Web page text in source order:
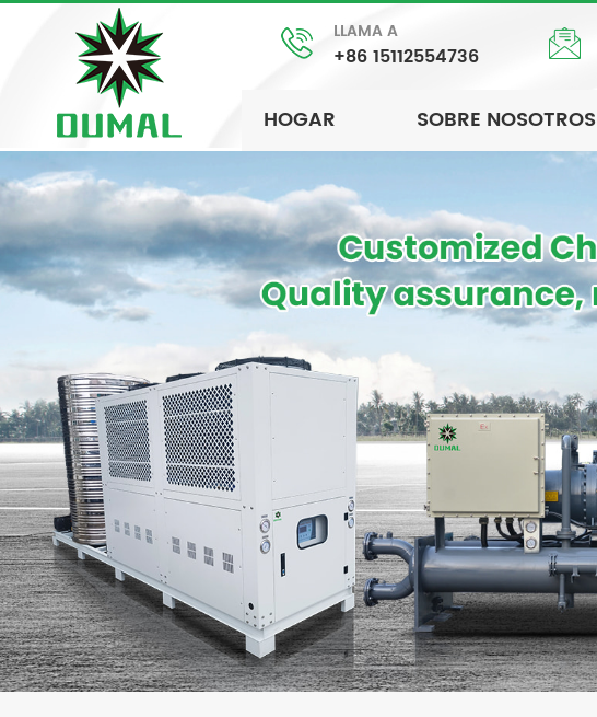
LLAMA A
+86 15112554736
HOGAR SOBRE NOSOTROS